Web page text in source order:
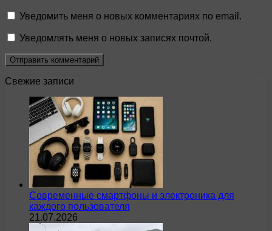
Уведомить меня о новых комментариях по email.
Уведомлять меня о новых записях почтой.
Свежие записи
Современные смартфоны и электроника для
каждого пользователя
21.07.2026